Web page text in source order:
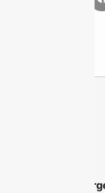
Instituto